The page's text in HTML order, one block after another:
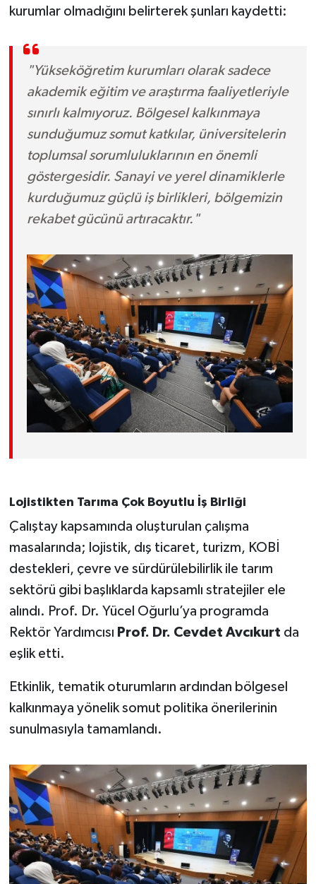
kurumlar olmadığını belirterek şunları kaydetti:
"Yükseköğretim kurumları olarak sadece
akademik eğitim ve araştırma faaliyetleriyle
sınırlı kalmıyoruz. Bölgesel kalkınmaya
sunduğumuz somut katkılar, üniversitelerin
toplumsal sorumluluklarının en önemli
göstergesidir. Sanayi ve yerel dinamiklerle
kurduğumuz güçlü iş birlikleri, bölgemizin
rekabet gücünü artıracaktır."
Lojistikten Tarıma Çok Boyutlu İş Birliği
Çalıştay kapsamında oluşturulan çalışma
masalarında; lojistik, dış ticaret, turizm, KOBİ
destekleri, çevre ve sürdürülebilirlik ile tarım
sektörü gibi başlıklarda kapsamlı stratejiler ele
alındı. Prof. Dr. Yücel Oğurlu’ya programda
Rektör Yardımcısı Prof. Dr. Cevdet Avcıkurt da
eşlik etti.
Etkinlik, tematik oturumların ardından bölgesel
kalkınmaya yönelik somut politika önerilerinin
sunulmasıyla tamamlandı.